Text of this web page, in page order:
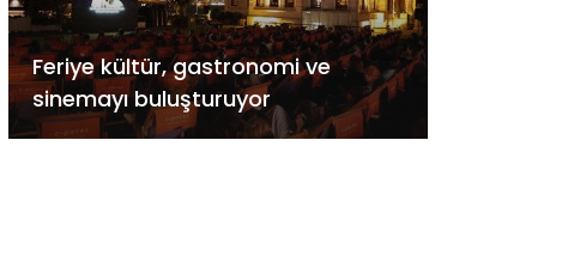
Feriye kültür, gastronomi ve
sinemayı buluşturuyor